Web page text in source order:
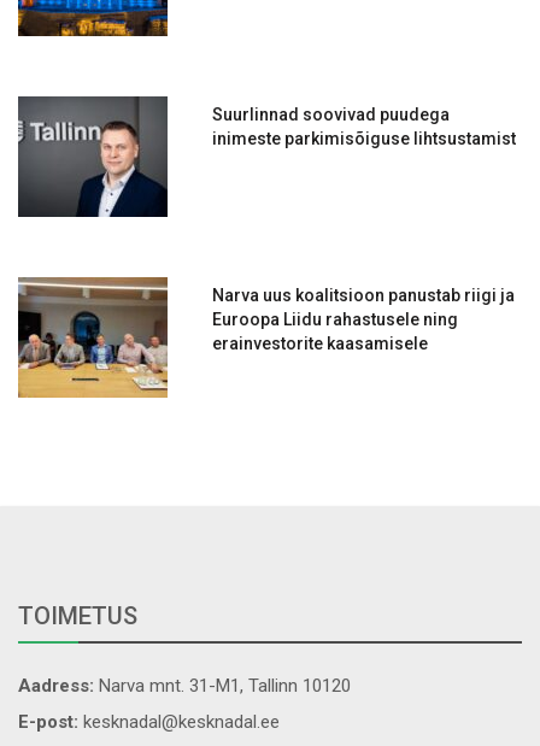
Suurlinnad soovivad puudega
inimeste parkimisõiguse lihtsustamist
Narva uus koalitsioon panustab riigi ja
Euroopa Liidu rahastusele ning
erainvestorite kaasamisele
TOIMETUS
Aadress: Narva mnt. 31-M1, Tallinn 10120
E-post: kesknadal@kesknadal.ee